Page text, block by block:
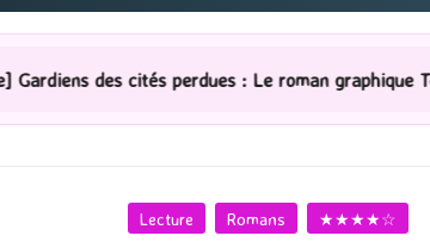
perdues : Le roman graphique Tome 1 Partie 2
Posted
Lecture Romans ★★★★☆